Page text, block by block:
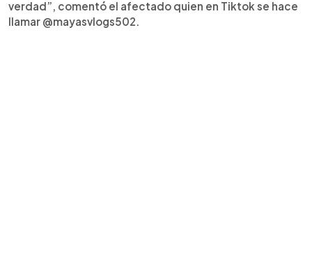
verdad”, comentó el afectado quien en Tiktok se hace
llamar @mayasvlogs502.